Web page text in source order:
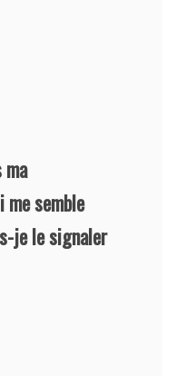
ma
me semble
je le signaler